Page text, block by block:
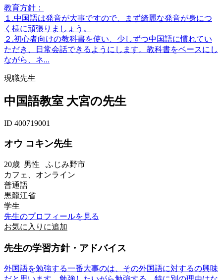
教育方針：
１.中国語は発音が大事ですので、まず綺麗な発音が身につ
く様に頑張りましょう。
２.初心者向けの教科書を使い、少しずつ中国語に慣れてい
ただき、日常会話できるようにします。教科書をベースにし
ながら、ネ...
現職先生
中国語教室 大宮の先生
ID 400719001
オウ コキン先生
20歳 男性 ふじみ野市
カフェ、オンライン
普通語
黒龍江省
学生
先生のプロフィールを見る
お気に入りに追加
先生の学習方針・アドバイス
外国語を勉強する一番大事のは、その外国語に対するの興味